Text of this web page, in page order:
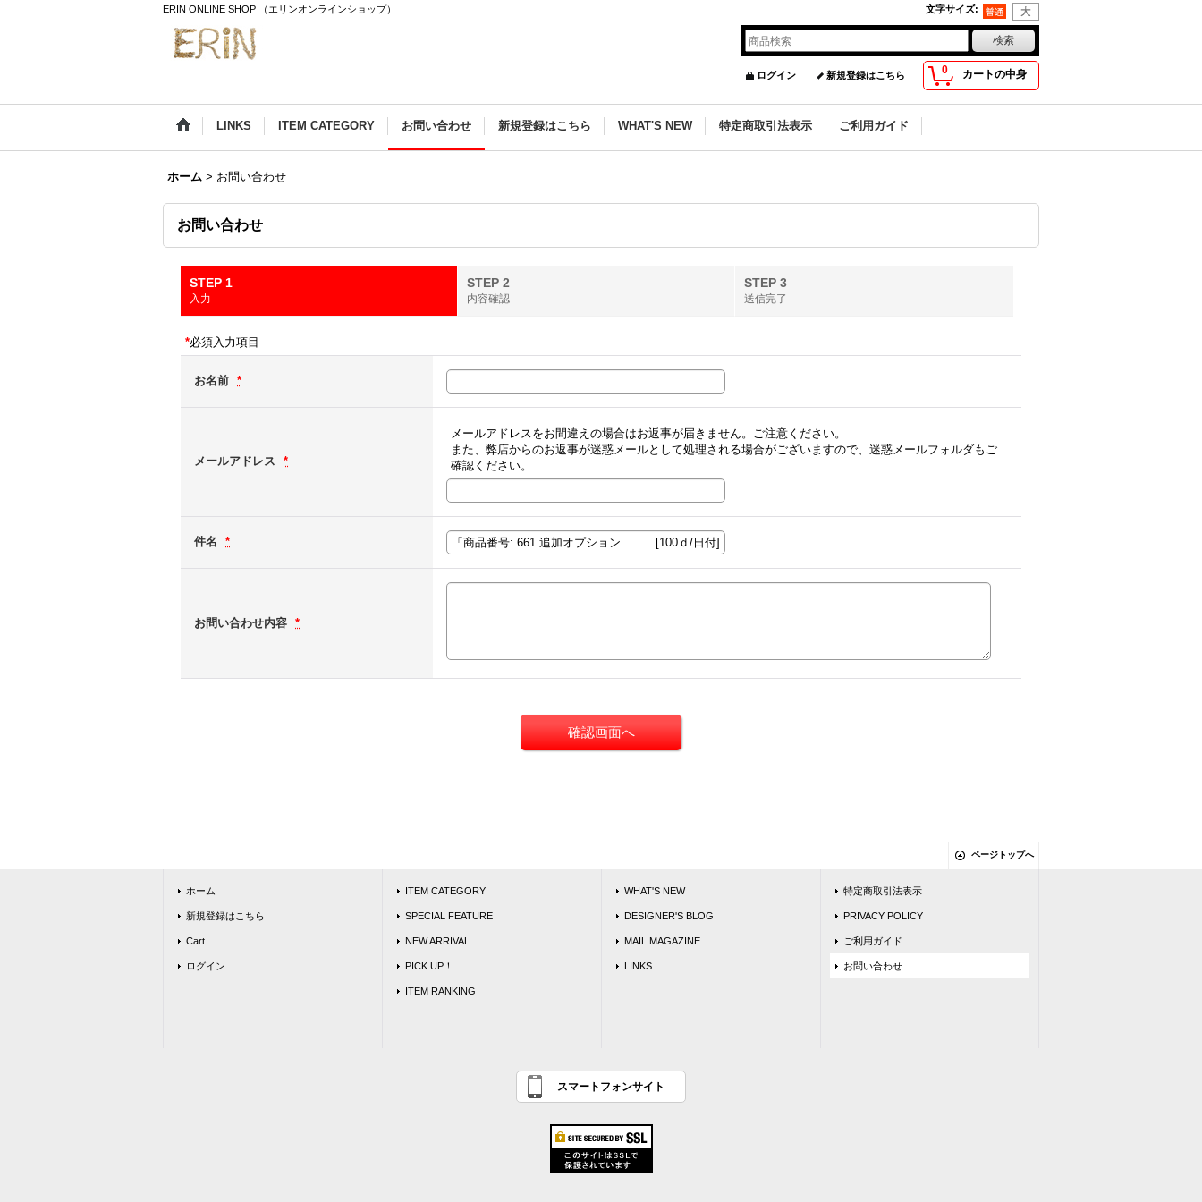
ERIN ONLINE SHOP （エリンオンラインショップ） 文字サイズ:
0 カートの中身
ログイン 新規登録はこちら
LINKS ITEM CATEGORY お問い合わせ 新規登録はこちら WHAT'S NEW 特定商取引法表示 ご利用ガイド
ホーム > お問い合わせ
お問い合わせ
STEP 1
入力
STEP 2
内容確認
STEP 3
送信完了
*必須入力項目
お名前 *
メールアドレス *
メールアドレスをお間違えの場合はお返事が届きません。ご注意ください。
また、弊店からのお返事が迷惑メールとして処理される場合がございますので、迷惑メールフォルダもご
確認ください。
件名 *
お問い合わせ内容 *
ページトップへ
ホーム
新規登録はこちら
Cart
ログイン
ITEM CATEGORY
SPECIAL FEATURE
NEW ARRIVAL
PICK UP！
ITEM RANKING
WHAT'S NEW
DESIGNER'S BLOG
MAIL MAGAZINE
LINKS
特定商取引法表示
PRIVACY POLICY
ご利用ガイド
お問い合わせ
スマートフォンサイト